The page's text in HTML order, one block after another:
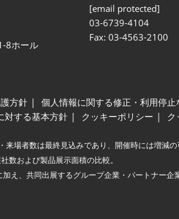
8ホール
[email protected]
03-6739-4104
Fax: 03-4563-2100
方針 個人情報に関する修正・利用停止
対する基本方針
クッキーポリシー ク
来場者数は最終見込みであり、開催時には増減の
数および製品展示面積の比較。
え、共同出展するグループ企業・パートナー企